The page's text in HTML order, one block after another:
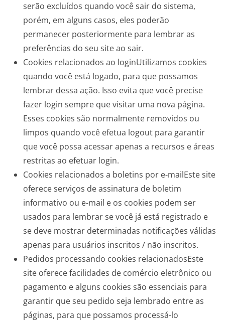
serão excluídos quando você sair do sistema,
porém, em alguns casos, eles poderão
permanecer posteriormente para lembrar as
preferências do seu site ao sair.
Cookies relacionados ao loginUtilizamos cookies
quando você está logado, para que possamos
lembrar dessa ação. Isso evita que você precise
fazer login sempre que visitar uma nova página.
Esses cookies são normalmente removidos ou
limpos quando você efetua logout para garantir
que você possa acessar apenas a recursos e áreas
restritas ao efetuar login.
Cookies relacionados a boletins por e-mailEste site
oferece serviços de assinatura de boletim
informativo ou e-mail e os cookies podem ser
usados ​​para lembrar se você já está registrado e
se deve mostrar determinadas notificações válidas
apenas para usuários inscritos / não inscritos.
Pedidos processando cookies relacionadosEste
site oferece facilidades de comércio eletrônico ou
pagamento e alguns cookies são essenciais para
garantir que seu pedido seja lembrado entre as
páginas, para que possamos processá-lo